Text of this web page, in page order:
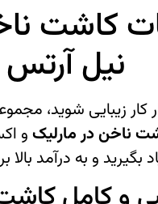
نیل آرتس
کار زیبایی شوید،
ناخن در مارلیکو
بگیرید و به درآمد بالا